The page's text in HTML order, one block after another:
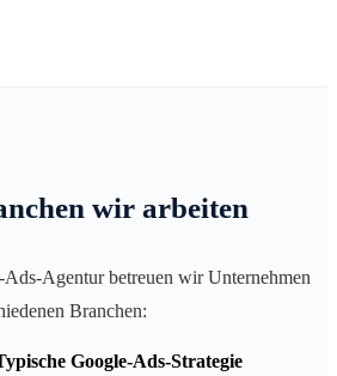
wir arbeiten
Agentur betreuen wir Unternehmen
Branchen:
Google-Ads-Strategie